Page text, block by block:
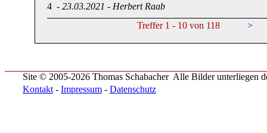
4 - 23.03.2021 - Herbert Raab
Treffer 1 - 10 von 118
>
Site © 2005-2026 Thomas Schabacher Alle Bilder unterliegen
Kontakt - Impressum - Datenschutz